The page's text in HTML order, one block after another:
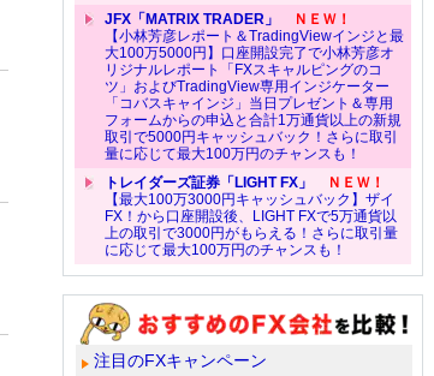
JFX「MATRIX TRADER」
ＮＥＷ！
【小林芳彦レポート＆TradingViewインジと最
大100万5000円】口座開設完了で小林芳彦オ
リジナルレポート「FXスキャルピングのコ
ツ」およびTradingView専用インジケーター
「コバスキャインジ」当日プレゼント＆専用
フォームからの申込と合計1万通貨以上の新規
取引で5000円キャッシュバック！さらに取引
量に応じて最大100万円のチャンスも！
トレイダーズ証券「LIGHT FX」
ＮＥＷ！
【最大100万3000円キャッシュバック】ザイ
FX！から口座開設後、LIGHT FXで5万通貨以
上の取引で3000円がもらえる！さらに取引量
に応じて最大100万円のチャンスも！
注目のFXキャンペーン